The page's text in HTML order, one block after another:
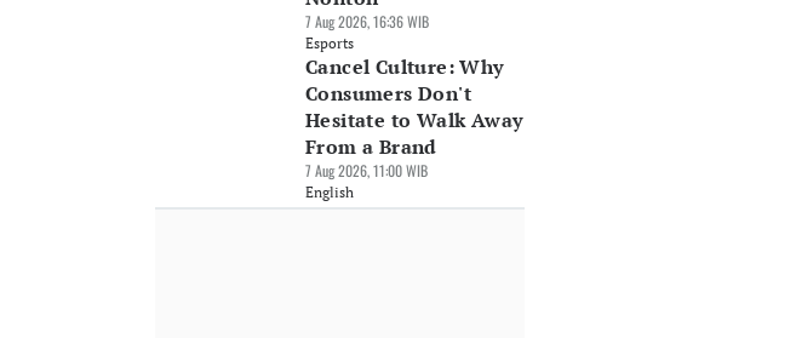
7 Aug 2026, 16:36 WIB
Esports
Cancel Culture: Why
Consumers Don't
Hesitate to Walk Away
From a Brand
7 Aug 2026, 11:00 WIB
English